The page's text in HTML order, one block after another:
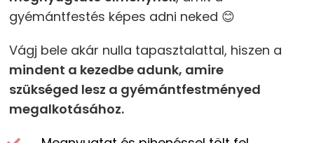
gyémántfestés képes adni neked 😊
Vágj bele akár nulla tapasztalattal, hiszen a
mindent a kezedbe adunk, amire
szükséged lesz a gyémántfestményed
megalkotásához.